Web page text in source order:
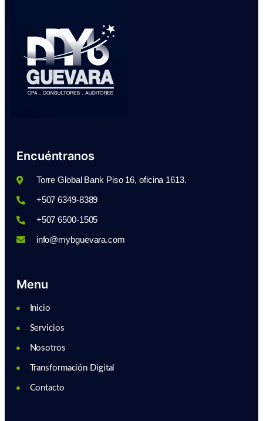
Encuéntranos
Torre Global Bank Piso 16, oficina 1613.
+507 6349-8389
+507 6500-1505
info@mybguevara.com
Menu
Inicio
Servicios
Nosotros
Transformación Digital
Contacto